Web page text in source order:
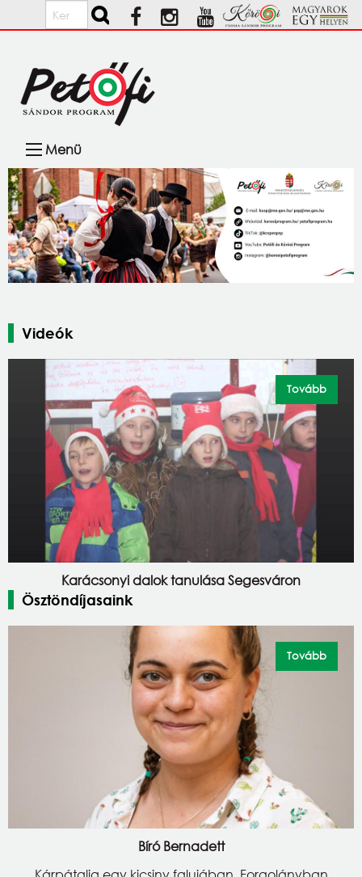
Ugrás a tartalomra
Keresés
navigáció
Menü
Videók
Karácsonyi dalok tanulása Segesváron
Tovább
Ösztöndíjasaink
Bíró Bernadett
Tovább